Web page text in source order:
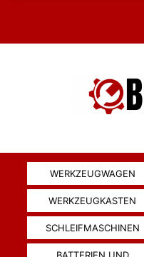
WERKZEUGWAGEN
WERKZEUGKASTEN
SCHLEIFMASCHINEN